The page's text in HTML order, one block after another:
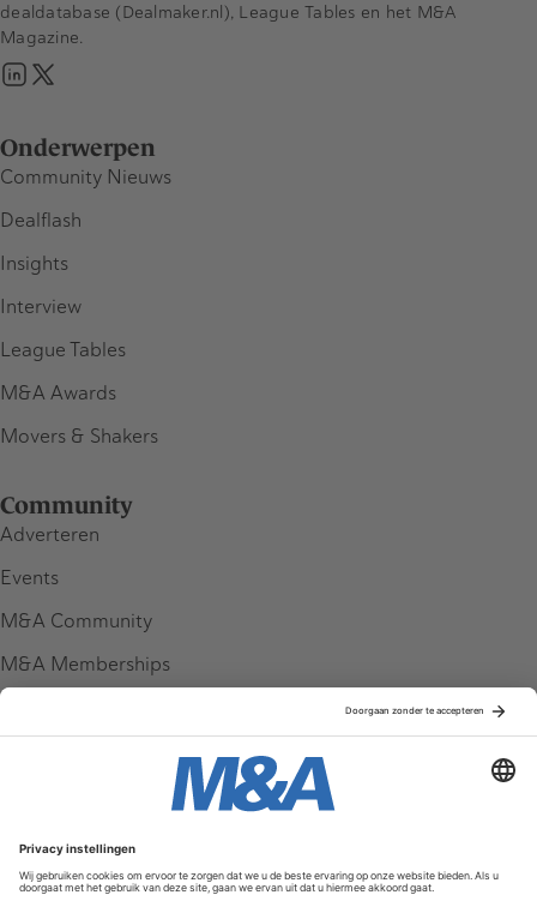
Onderwerpen
Community Nieuws
Dealflash
Insights
Interview
League Tables
M&A Awards
Movers & Shakers
Community
Adverteren
Events
M&A Community
M&A Memberships
Service & Contact
Contact
dealdatabase (Dealmaker.nl), League Tables en het M&A
Magazine.